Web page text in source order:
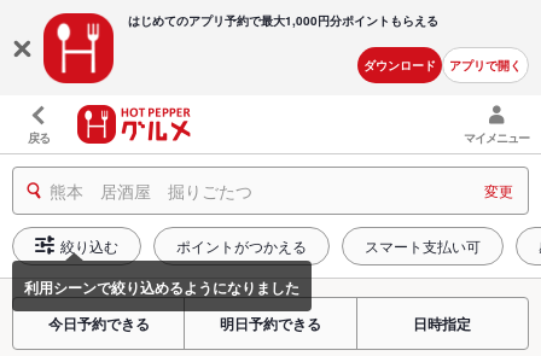
はじめてのアプリ予約で最大1,000円分ポイントもらえる
ダウンロード アプリで開く
戻る マイメニュー
熊本 居酒屋 掘りごたつ 変更
絞り込む ポイントがつかえる スマート支払い可
今日予約できる 明日予約できる 日時指定